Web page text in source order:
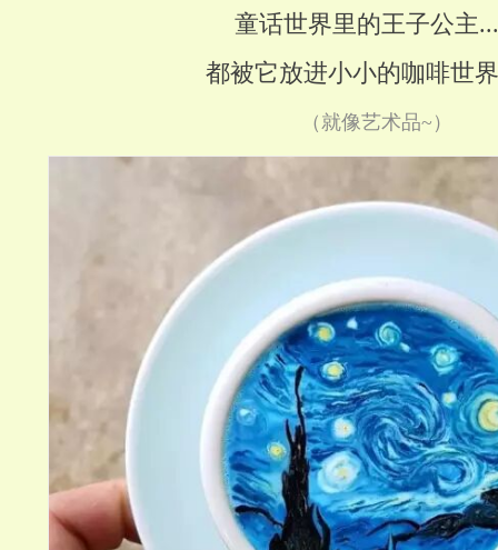
童话世界里的王子公主
都被它放进小小的咖啡世
（就像艺术品~）